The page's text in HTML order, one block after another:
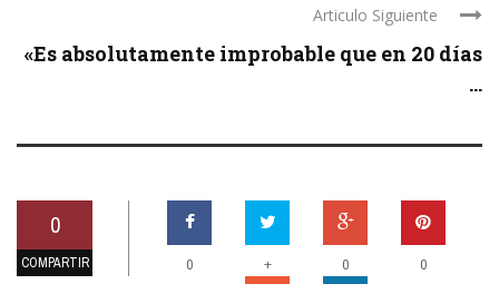
Articulo Siguiente
«Es absolutamente improbable que en 20 días
...
0
COMPARTIR 0 + 0 0